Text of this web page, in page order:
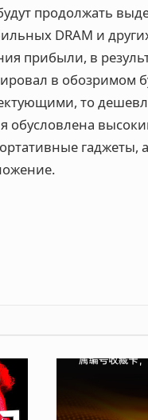
продолжать
DRAM и
прибыли, в
в обозримом
то дешевле
обусловлена
гаджеты, а